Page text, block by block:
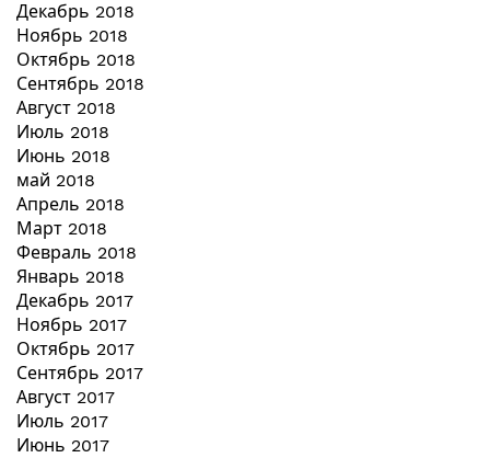
Декабрь 2018
Ноябрь 2018
Октябрь 2018
Сентябрь 2018
Август 2018
Июль 2018
Июнь 2018
май 2018
Апрель 2018
Март 2018
Февраль 2018
Январь 2018
Декабрь 2017
Ноябрь 2017
Октябрь 2017
Сентябрь 2017
Август 2017
Июль 2017
Июнь 2017